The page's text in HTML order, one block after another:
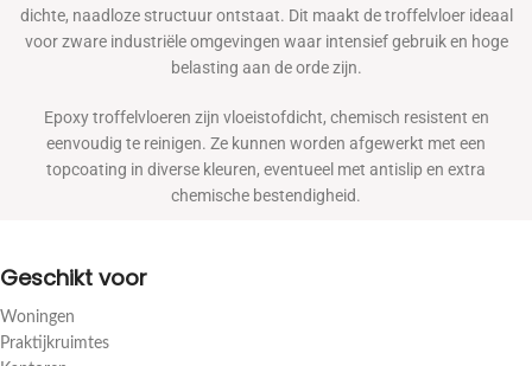
dichte, naadloze structuur ontstaat. Dit maakt de troffelvloer ideaal
voor zware industriële omgevingen waar intensief gebruik en hoge
belasting aan de orde zijn.
Epoxy troffelvloeren zijn vloeistofdicht, chemisch resistent en
eenvoudig te reinigen. Ze kunnen worden afgewerkt met een
topcoating in diverse kleuren, eventueel met antislip en extra
chemische bestendigheid.
Geschikt voor
Woningen
Praktijkruimtes